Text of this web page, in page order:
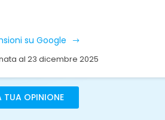
su Google
al 23 dicembre 2025
TUA OPINIONE